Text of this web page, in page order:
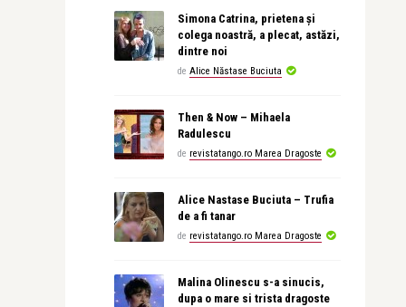
Simona Catrina, prietena și
colega noastră, a plecat, astăzi,
dintre noi
de Alice Năstase Buciuta
Then & Now – Mihaela
Radulescu
de revistatango.ro Marea Dragoste
Alice Nastase Buciuta – Trufia
de a fi tanar
de revistatango.ro Marea Dragoste
Malina Olinescu s-a sinucis,
dupa o mare si trista dragoste